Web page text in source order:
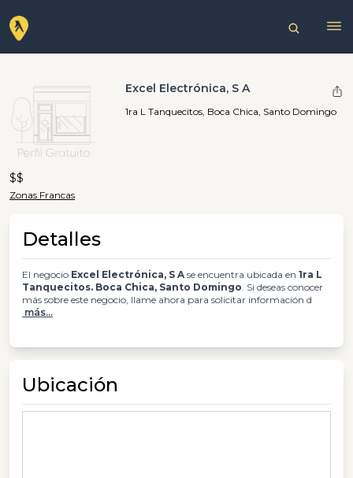
Excel Electrónica, S A
1ra L Tanquecitos, Boca Chica, Santo Domingo
$$
Zonas Francas
Detalles
El negocio Excel Electrónica, S A se encuentra ubicada en 1ra L
Tanquecitos. Boca Chica, Santo Domingo. Si deseas conocer
más sobre este negocio, llame ahora para solicitar información d
más...
Ubicación